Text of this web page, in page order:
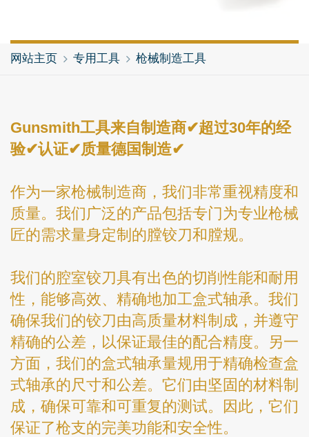
网站主页 专用工具 枪械制造工具
Gunsmith工具来自制造商✔超过30年的经
验✔认证✔质量德国制造✔
作为一家枪械制造商，我们非常重视精度和
质量。我们广泛的产品包括专门为专业枪械
匠的需求量身定制的膛铰刀和膛规。
我们的腔室铰刀具有出色的切削性能和耐用
性，能够高效、精确地加工盒式轴承。我们
确保我们的铰刀由高质量材料制成，并遵守
精确的公差，以保证最佳的配合精度。另一
方面，我们的盒式轴承量规用于精确检查盒
式轴承的尺寸和公差。它们由坚固的材料制
成，确保可靠和可重复的测试。因此，它们
保证了枪支的完美功能和安全性。